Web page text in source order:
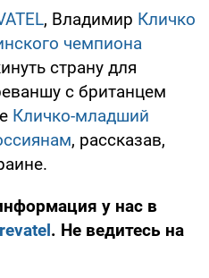
, Владимир Кличко
чемпиона
страну для
с британцем
Кличко-младший
, рассказав,
у нас в
. Не ведитесь на